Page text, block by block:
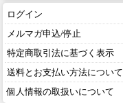
ログイン
メルマガ申込/停止
特定商取引法に基づく表示
送料とお支払い方法について
個人情報の取扱いについて